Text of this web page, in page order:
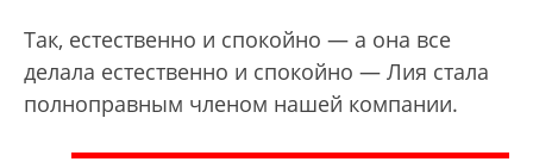
Так, естественно и спокойно — а она все
делала естественно и спокойно — Лия стала
полноправным членом нашей компании.